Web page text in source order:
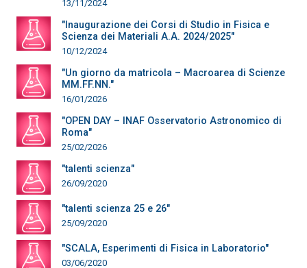
13/11/2024
"Inaugurazione dei Corsi di Studio in Fisica e
Scienza dei Materiali A.A. 2024/2025"
10/12/2024
"Un giorno da matricola – Macroarea di Scienze
MM.FF.NN."
16/01/2026
"OPEN DAY – INAF Osservatorio Astronomico di
Roma"
25/02/2026
"talenti scienza"
26/09/2020
"talenti scienza 25 e 26"
25/09/2020
"SCALA, Esperimenti di Fisica in Laboratorio"
03/06/2020